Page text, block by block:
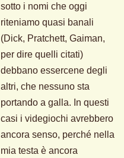
sotto i nomi che oggi
riteniamo quasi banali
(Dick, Pratchett, Gaiman,
per dire quelli citati)
debbano essercene degli
altri, che nessuno sta
portando a galla. In questi
casi i videgiochi avrebbero
ancora senso, perché nella
mia testa è ancora